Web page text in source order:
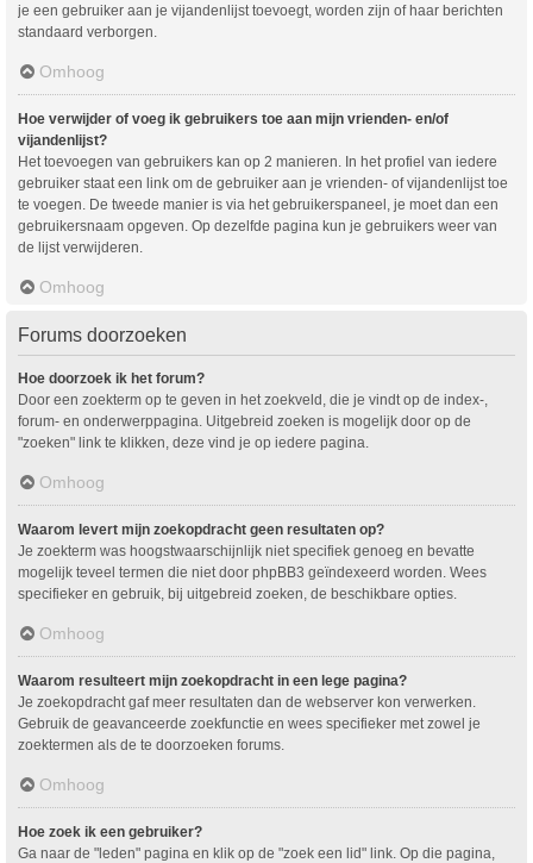
je een gebruiker aan je vijandenlijst toevoegt, worden zijn of haar berichten
standaard verborgen.
Omhoog
Hoe verwijder of voeg ik gebruikers toe aan mijn vrienden- en/of
vijandenlijst?
Het toevoegen van gebruikers kan op 2 manieren. In het profiel van iedere
gebruiker staat een link om de gebruiker aan je vrienden- of vijandenlijst toe
te voegen. De tweede manier is via het gebruikerspaneel, je moet dan een
gebruikersnaam opgeven. Op dezelfde pagina kun je gebruikers weer van
de lijst verwijderen.
Omhoog
Forums doorzoeken
Hoe doorzoek ik het forum?
Door een zoekterm op te geven in het zoekveld, die je vindt op de index-,
forum- en onderwerppagina. Uitgebreid zoeken is mogelijk door op de
"zoeken" link te klikken, deze vind je op iedere pagina.
Omhoog
Waarom levert mijn zoekopdracht geen resultaten op?
Je zoekterm was hoogstwaarschijnlijk niet specifiek genoeg en bevatte
mogelijk teveel termen die niet door phpBB3 geïndexeerd worden. Wees
specifieker en gebruik, bij uitgebreid zoeken, de beschikbare opties.
Omhoog
Waarom resulteert mijn zoekopdracht in een lege pagina?
Je zoekopdracht gaf meer resultaten dan de webserver kon verwerken.
Gebruik de geavanceerde zoekfunctie en wees specifieker met zowel je
zoektermen als de te doorzoeken forums.
Omhoog
Hoe zoek ik een gebruiker?
Ga naar de "leden" pagina en klik op de "zoek een lid" link. Op die pagina,